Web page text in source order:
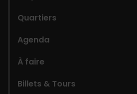
Quartiers
Agenda
À faire
Billets & Tours